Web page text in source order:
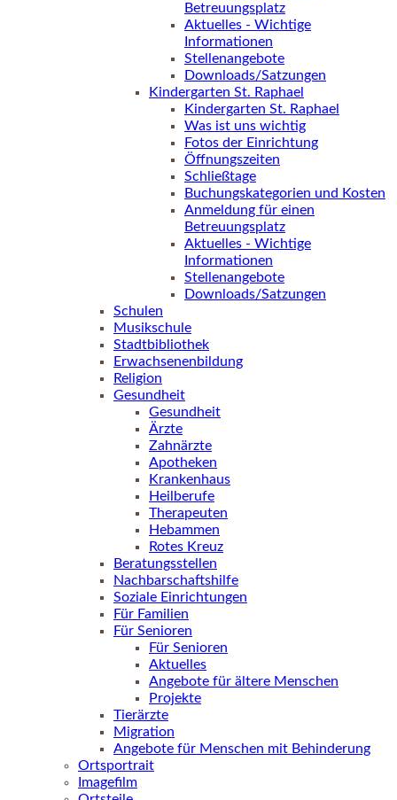
Betreuungsplatz
Aktuelles - Wichtige
Informationen
Stellenangebote
Downloads/Satzungen
Kindergarten St. Raphael
Kindergarten St. Raphael
Was ist uns wichtig
Fotos der Einrichtung
Öffnungszeiten
Schließtage
Buchungskategorien und Kosten
Anmeldung für einen
Betreuungsplatz
Aktuelles - Wichtige
Informationen
Stellenangebote
Downloads/Satzungen
Schulen
Musikschule
Stadtbibliothek
Erwachsenenbildung
Religion
Gesundheit
Gesundheit
Ärzte
Zahnärzte
Apotheken
Krankenhaus
Heilberufe
Therapeuten
Hebammen
Rotes Kreuz
Beratungsstellen
Nachbarschaftshilfe
Soziale Einrichtungen
Für Familien
Für Senioren
Für Senioren
Aktuelles
Angebote für ältere Menschen
Projekte
Tierärzte
Migration
Angebote für Menschen mit Behinderung
Ortsportrait
Imagefilm